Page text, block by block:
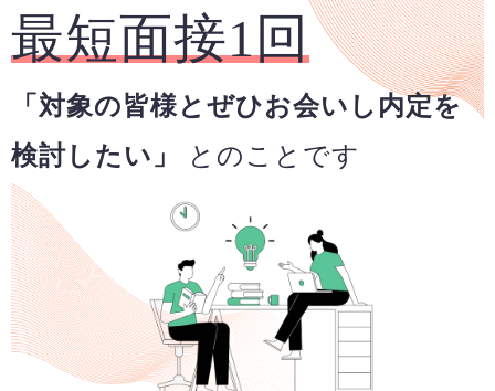
最短面接1回
「対象の皆様とぜひお会いし内定を
検討したい」
とのことです